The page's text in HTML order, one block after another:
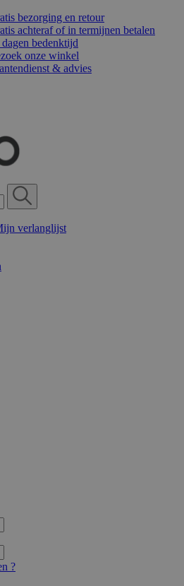
bezorging en retour
achteraf of in termijnen betalen
bedenktijd
onze winkel
& advies
verlanglijst
?